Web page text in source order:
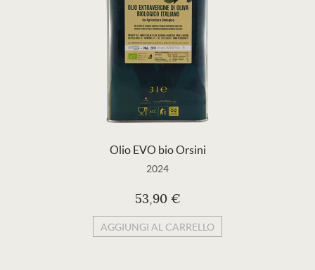
Olio EVO bio Orsini
2024
53,90 €
AGGIUNGI AL CARRELLO